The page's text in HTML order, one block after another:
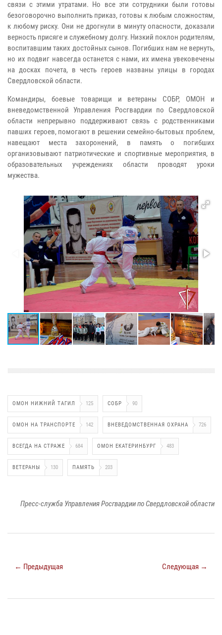
связи с этими утратами. Но все эти сотрудники были готовы
безоговорочно выполнить приказ, готовы к любым сложностям,
к любому риску. Они не дрогнули в минуту опасности, доказали
верность присяге и служебному долгу. Низкий поклон родителям,
воспитавшим таких достойных сынов. Погибших нам не вернуть,
но их подвиг навсегда останется с нами, их имена увековечены
на досках почета, в честь героев названы улицы в городах
Свердловской области.
Командиры, боевые товарищи и ветераны СОБР, ОМОН и
вневедомственной Управления Росгвардии по Свердловской
области непрерывно поддерживают связь с родственниками
павших героев, помогают в решении семейно-бытовых проблем,
навещают места захоронений, в память о погибших
организовывают патриотические и спортивные мероприятия, в
образовательных учреждениях области проводят уроки
мужества.
ОМОН НИЖНИЙ ТАГИЛ 125 СОБР 90
ОМОН НА ТРАНСПОРТЕ 142 ВНЕВЕДОМСТВЕННАЯ ОХРАНА 726
ВСЕГДА НА СТРАЖЕ 684 ОМОН ЕКАТЕРИНБУРГ 483
ВЕТЕРАНЫ 130 ПАМЯТЬ 203
Пресс-служба Управления Росгвардии по Свердловской области
← Предыдущая Следующая →